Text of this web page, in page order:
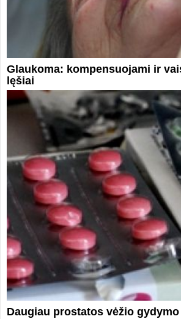
Glaukoma: kompensuojami ir
lęšiai
Daugiau prostatos vėžio